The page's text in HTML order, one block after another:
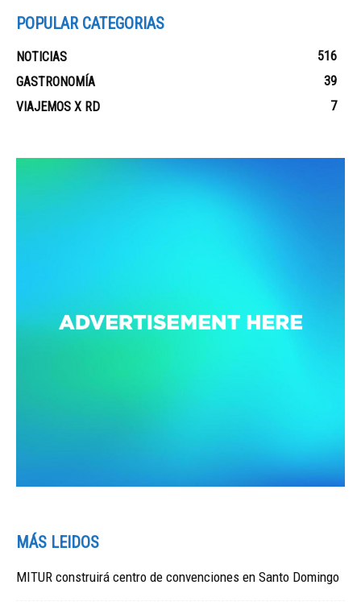
POPULAR CATEGORIAS
NOTICIAS
516
GASTRONOMÍA
39
VIAJEMOS X RD
7
MÁS LEIDOS
MITUR construirá centro de convenciones en Santo Domingo